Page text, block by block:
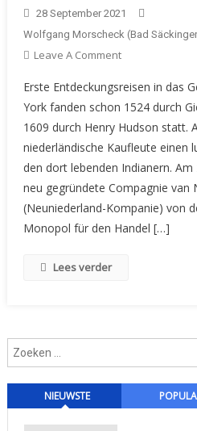
28 September 2021
Wolfgang Morscheck (Bad
Leave A CommentOn
Stempelpapier
Aus
Nieuw
Amsterdam
Bzw.
Dem
Späteren
New
Erste Entdeckungsreisen in das
York fanden schon 1524 durch
1609 durch Henry Hudson statt.
niederländische Kaufleute einen
den dort lebenden Indianern.
neu gegründete Compagnie van
(Neuniederland-Kompanie) von
Monopol für den Handel […]
Lees verder
NIEUWSTE